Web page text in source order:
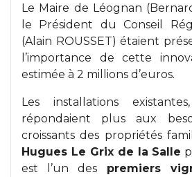
Le Maire de Léognan
le Président du Conseil
(Alain ROUSSET) étaient
l’importance de cette
estimée à 2 millions d’euros.
Les installations
répondaient plus aux
croissants des propriétés
Hugues Le Grix de la Salle
est l’un des premiers